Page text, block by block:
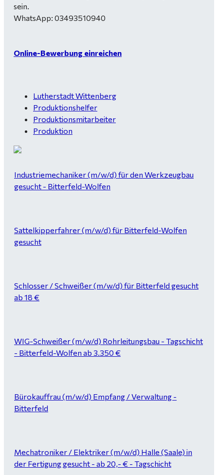
sein.
WhatsApp: 03493510940
Online-Bewerbung einreichen
Lutherstadt Wittenberg
Produktionshelfer
Produktionsmitarbeiter
Produktion
Industriemechaniker (m/w/d) für den Werkzeugbau
gesucht - Bitterfeld-Wolfen
Sattelkipperfahrer (m/w/d) für Bitterfeld-Wolfen
gesucht
Schlosser / Schweißer (m/w/d) für Bitterfeld gesucht
ab 18 €
WIG-Schweißer (m/w/d) Rohrleitungsbau - Tagschicht
- Bitterfeld-Wolfen ab 3.350 €
Bürokauffrau (m/w/d) Empfang / Verwaltung -
Bitterfeld
Mechatroniker / Elektriker (m/w/d) Halle (Saale) in
der Fertigung gesucht - ab 20,- € - Tagschicht